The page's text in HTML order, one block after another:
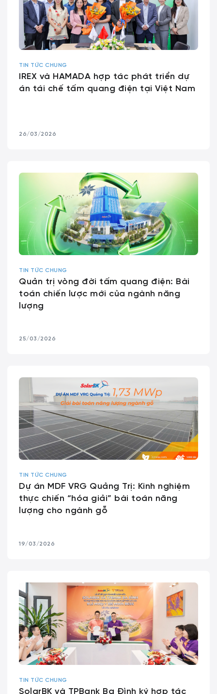
TIN TỨC CHUNG
IREX và HAMADA hợp tác phát triển dự
án tái chế tấm quang điện tại Việt Nam
26/03/2026
TIN TỨC CHUNG
Quản trị vòng đời tấm quang điện: Bài
toán chiến lược mới của ngành năng
lượng
25/03/2026
TIN TỨC CHUNG
Dự án MDF VRG Quảng Trị: Kinh nghiệm
thực chiến “hóa giải” bài toán năng
lượng cho ngành gỗ
19/03/2026
TIN TỨC CHUNG
SolarBK và TPBank Ba Đình ký hợp tác